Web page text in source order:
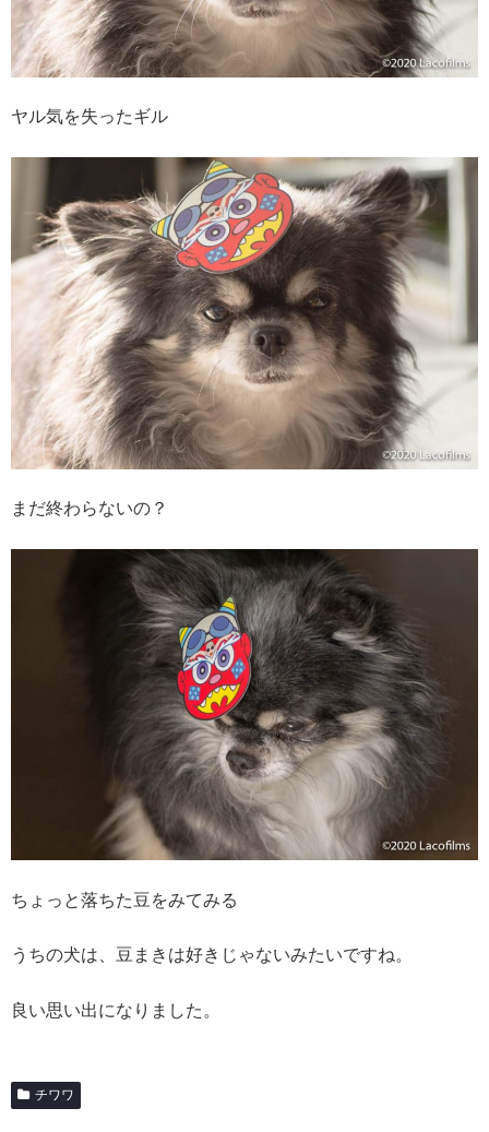
ヤル気を失ったギル
まだ終わらないの？
ちょっと落ちた豆をみてみる
うちの犬は、豆まきは好きじゃないみたいですね。
良い思い出になりました。
チワワ